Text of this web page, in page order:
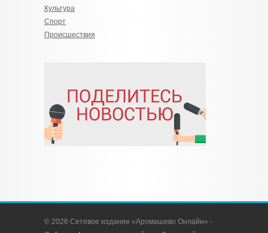
Культура
Спорт
Происшествия
© 2026 Сетевое издание «Аромашево Онлайн» -